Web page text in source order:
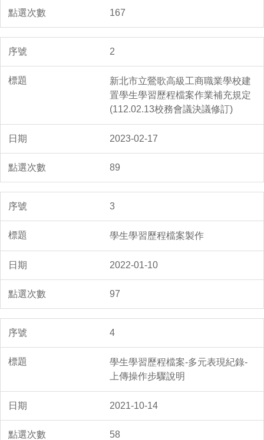
167
2
新北市立鶯歌高級工商職業學校建
置學生學習歷程檔案作業補充規定
(112.02.13校務會議決議修訂)
2023-02-17
89
3
學生學習歷程檔案製作
2022-01-10
97
4
學生學習歷程檔案-多元表現紀錄-
上傳操作步驟說明
2021-10-14
58